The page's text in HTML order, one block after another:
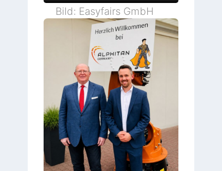
Bild: Easyfairs GmbH